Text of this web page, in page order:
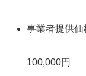
事業者提供価
100,000円